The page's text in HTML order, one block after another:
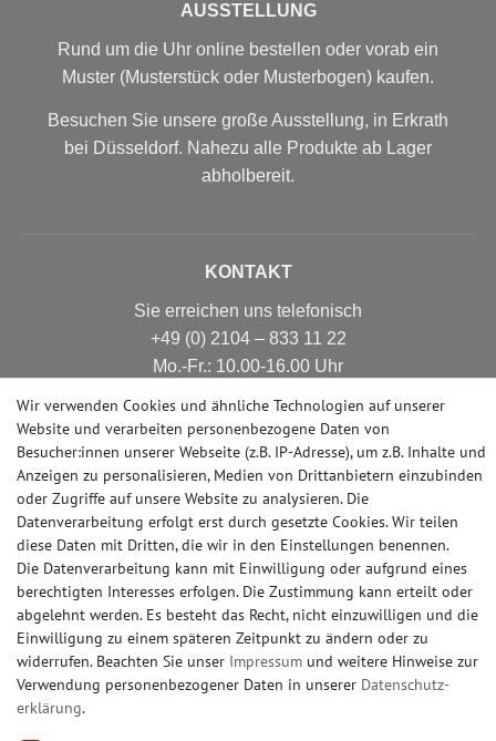
AUSSTELLUNG
Rund um die Uhr online bestellen oder vorab ein
Muster (Musterstück oder Musterbogen) kaufen.
Besuchen Sie unsere große Ausstellung, in Erkrath
bei Düsseldorf. Nahezu alle Produkte ab Lager
abholbereit.
KONTAKT
Sie erreichen uns telefonisch
+49 (0) 2104 – 833 11 22
Mo.-Fr.: 10.00-16.00 Uhr
ZAHLUNGSARTEN
SOCIAL MEDIA
Wir verwenden Cookies und ähnliche Technologien auf unserer
Website und verarbeiten personenbezogene Daten von
Besucher:innen unserer Webseite (z.B. IP-Adresse), um z.B. Inhalte und
Anzeigen zu personalisieren, Medien von Drittanbietern einzubinden
oder Zugriffe auf unsere Website zu analysieren. Die
Datenverarbeitung erfolgt erst durch gesetzte Cookies. Wir teilen
diese Daten mit Dritten, die wir in den Einstellungen benennen.
Die Datenverarbeitung kann mit Einwilligung oder aufgrund eines
berechtigten Interesses erfolgen. Die Zustimmung kann erteilt oder
abgelehnt werden. Es besteht das Recht, nicht einzuwilligen und die
Einwilligung zu einem späteren Zeitpunkt zu ändern oder zu
widerrufen. Beachten Sie unser Impressum und weitere Hinweise zur
Verwendung personenbezogener Daten in unserer Daten­schutz­
erklärung.